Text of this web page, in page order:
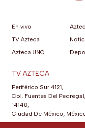
En vivo
TV Azteca
Azteca UNO
TV AZTECA
Periférico Sur 4121,
Col. Fuentes Del Pedregal,
14140,
Ciudad De México,